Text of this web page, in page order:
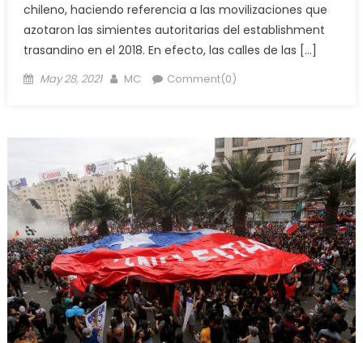
chileno, haciendo referencia a las movilizaciones que
azotaron las simientes autoritarias del establishment
trasandino en el 2018. En efecto, las calles de las […]
Posted
May 28, 2021 Author
MC Comment(0)